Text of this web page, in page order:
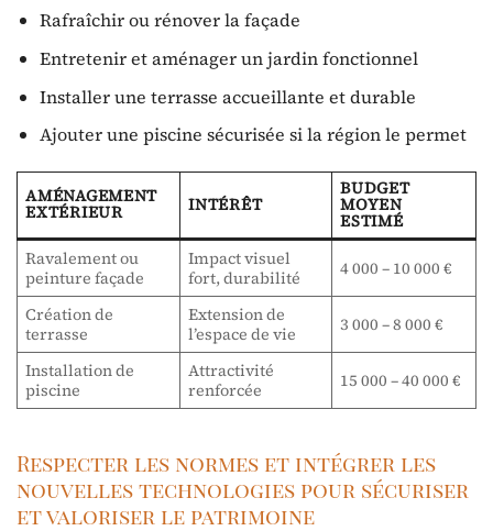
Rafraîchir ou rénover la façade
Entretenir et aménager un jardin fonctionnel
Installer une terrasse accueillante et durable
Ajouter une piscine sécurisée si la région le permet
AMÉNAGEMENT
EXTÉRIEUR INTÉRÊT
BUDGET
MOYEN
ESTIMÉ
Ravalement ou
peinture façade
Impact visuel
fort, durabilité
4 000 – 10 000 €
Création de
terrasse
Extension de
l’espace de vie
3 000 – 8 000 €
Installation de
piscine
Attractivité
renforcée
15 000 – 40 000 €
Respecter les normes et intégrer les
nouvelles technologies pour sécuriser
et valoriser le patrimoine